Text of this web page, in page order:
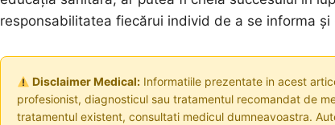
responsabilitatea fiecărui individ de a se informa
Disclaimer Medical:Informatiile prezentate in acest
profesionist, diagnosticul sau tratamentul recomandat de
tratamentul existent, consultati medicul dumneavoastra.